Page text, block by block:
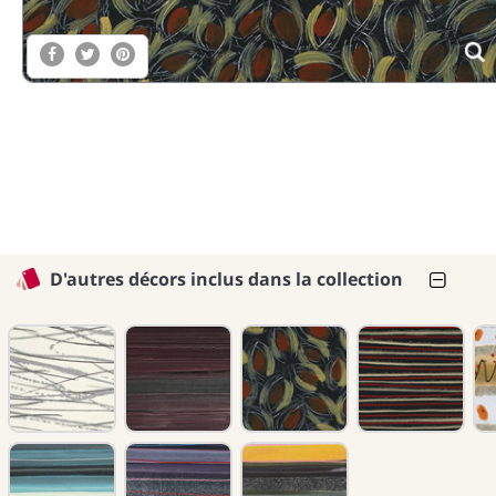
D'autres décors inclus dans la collection